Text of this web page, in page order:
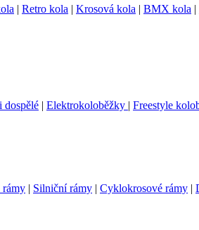
| Retro kola | Krosová kola | BMX kola |
dospělé | Elektrokoloběžky | Freestyle
rámy | Silniční rámy | Cyklokrosové rámy |